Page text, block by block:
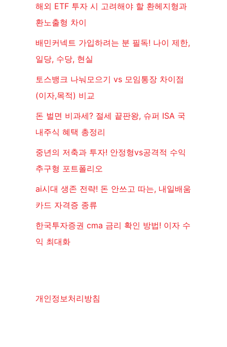
해외 ETF 투자 시 고려해야 할 환헤지형과
환노출형 차이
배민커넥트 가입하려는 분 필독! 나이 제한,
일당, 수당, 현실
토스뱅크 나눠모으기 vs 모임통장 차이점
(이자,목적) 비교
돈 벌면 비과세? 절세 끝판왕, 슈퍼 ISA 국
내주식 혜택 총정리
중년의 저축과 투자! 안정형vs공격적 수익
추구형 포트폴리오
ai시대 생존 전략! 돈 안쓰고 따는, 내일배움
카드 자격증 종류
한국투자증권 cma 금리 확인 방법! 이자 수
익 최대화
개인정보처리방침